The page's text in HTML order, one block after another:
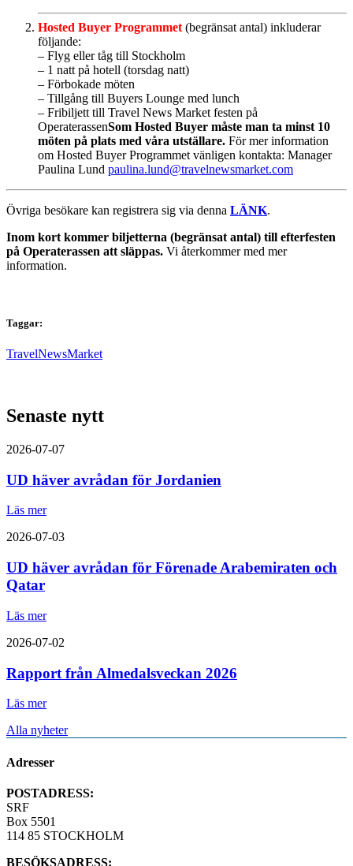
Hosted Buyer Programmet (begränsat antal) inkluderar
följande:
– Flyg eller tåg till Stockholm
– 1 natt på hotell (torsdag natt)
– Förbokade möten
– Tillgång till Buyers Lounge med lunch
– Fribiljett till Travel News Market festen på
OperaterassenSom Hosted Buyer måste man ta minst 10
möten på plats med våra utställare. För mer information
om Hosted Buyer Programmet vänligen kontakta: Manager
Paulina Lund paulina.lund@travelnewsmarket.com
Övriga besökare kan registrera sig via denna LÄNK.
Inom kort kommer biljetterna (begränsat antal) till efterfesten
på Operaterassen att släppas. Vi återkommer med mer
information.
Taggar:
TravelNewsMarket
Senaste nytt
2026-07-07
UD häver avrådan för Jordanien
Läs mer
2026-07-03
UD häver avrådan för Förenade Arabemiraten och
Qatar
Läs mer
2026-07-02
Rapport från Almedalsveckan 2026
Läs mer
Alla nyheter
Adresser
POSTADRESS:
SRF
Box 5501
114 85 STOCKHOLM
BESÖKSADRESS: